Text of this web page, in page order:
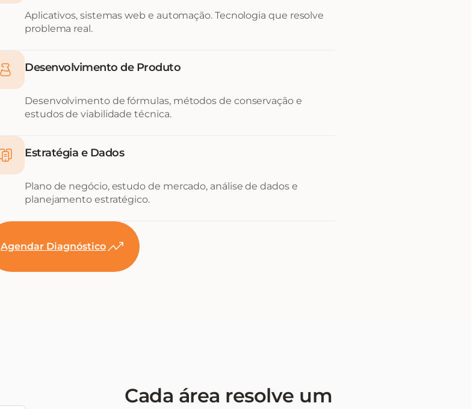
Aplicativos, sistemas web e automação. Tecnologia que resolve
problema real.
Desenvolvimento de Produto
Desenvolvimento de fórmulas, métodos de conservação e
estudos de viabilidade técnica.
Estratégia e Dados
Plano de negócio, estudo de mercado, análise de dados e
planejamento estratégico.
Agendar Diagnóstico
Cada área resolve um